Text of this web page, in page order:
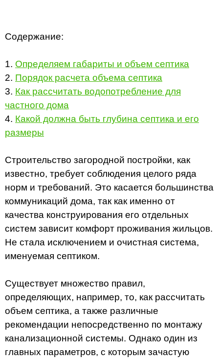
Содержание:
1. Определяем габариты и объем септика
2. Порядок расчета объема септика
3. Как рассчитать водопотребление для
частного дома
4. Какой должна быть глубина септика и его
размеры
Строительство загородной постройки, как
известно, требует соблюдения целого ряда
норм и требований. Это касается большинства
коммуникаций дома, так как именно от
качества конструирования его отдельных
систем зависит комфорт проживания жильцов.
Не стала исключением и очистная система,
именуемая септиком.
Существует множество правил,
определяющих, например, то, как рассчитать
объем септика, а также различные
рекомендации непосредственно по монтажу
канализационной системы. Однако один из
главных параметров, с которым зачастую